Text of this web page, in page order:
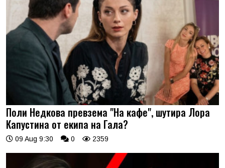
Поли Недкова превзема "На кафе", шутира Лора
Капустина от екипа на Гала?
09 Aug 9:30 0 2359